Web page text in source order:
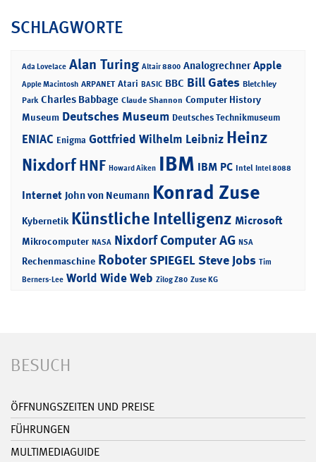
SCHLAGWORTE
Ada Lovelace Alan Turing Altair 8800 Analogrechner Apple
Apple Macintosh ARPANET Atari BASIC BBC Bill Gates Bletchley
Park Charles Babbage Claude Shannon Computer History
Museum Deutsches Museum Deutsches Technikmuseum
ENIAC Enigma Gottfried Wilhelm Leibniz Heinz
NixdorfHNF Howard Aiken IBM IBM PC Intel Intel 8088
Internet John von Neumann Konrad Zuse
Kybernetik Künstliche Intelligenz Microsoft
Mikrocomputer NASA Nixdorf Computer AG NSA
Rechenmaschine RoboterSPIEGELSteve Jobs Tim
Berners-Lee World Wide Web Zilog Z80 Zuse KG
BESUCH
ÖFFNUNGSZEITEN UND PREISE
FÜHRUNGEN
MULTIMEDIAGUIDE